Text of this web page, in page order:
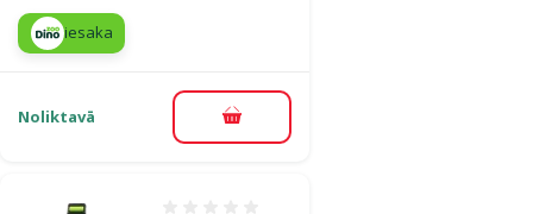
iesaka
Noliktavā Pievienot grozam